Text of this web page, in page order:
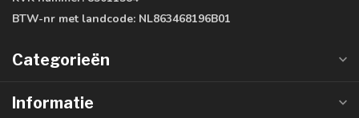
BTW-nr met landcode: NL863468196B01
Categorieën
Informatie